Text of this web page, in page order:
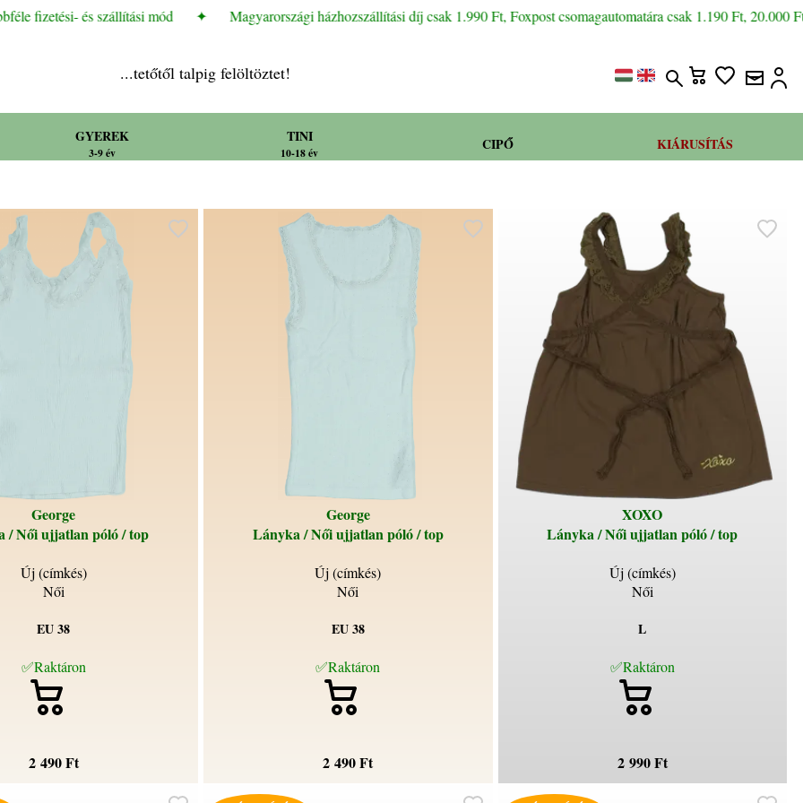
fizetési- és szállítási mód Magyarországi házhozszállítási díj csak 1.990 Ft, Foxpost csomagautomatára csak 1.190 Ft, 20.000 Ft
...tetőtől talpig felöltöztet!
GYEREK
3-9 év
TINI
10-18 év CIPŐ KIÁRUSÍTÁS
George
/ Női ujjatlan póló / top
Új (címkés)
Női
EU 38
✅Raktáron
2 490 Ft
George
Lányka / Női ujjatlan póló / top
Új (címkés)
Női
EU 38
✅Raktáron
2 490 Ft
XOXO
Lányka / Női ujjatlan póló / top
Új (címkés)
Női
L
✅Raktáron
2 990 Ft